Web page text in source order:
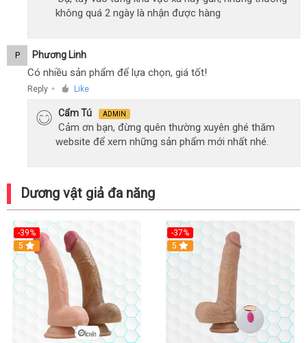
không quá 2 ngày là nhận được hàng
P Phương Linh
Có nhiều sản phẩm để lựa chọn, giá tốt!
Reply ● Like
Cẩm Tú ADMIN
Cảm ơn bạn, đừng quên thường xuyên ghé thăm
website để xem những sản phẩm mới nhất nhé.
Dương vật giả đa năng
-39%
Hot
5
-37%
5